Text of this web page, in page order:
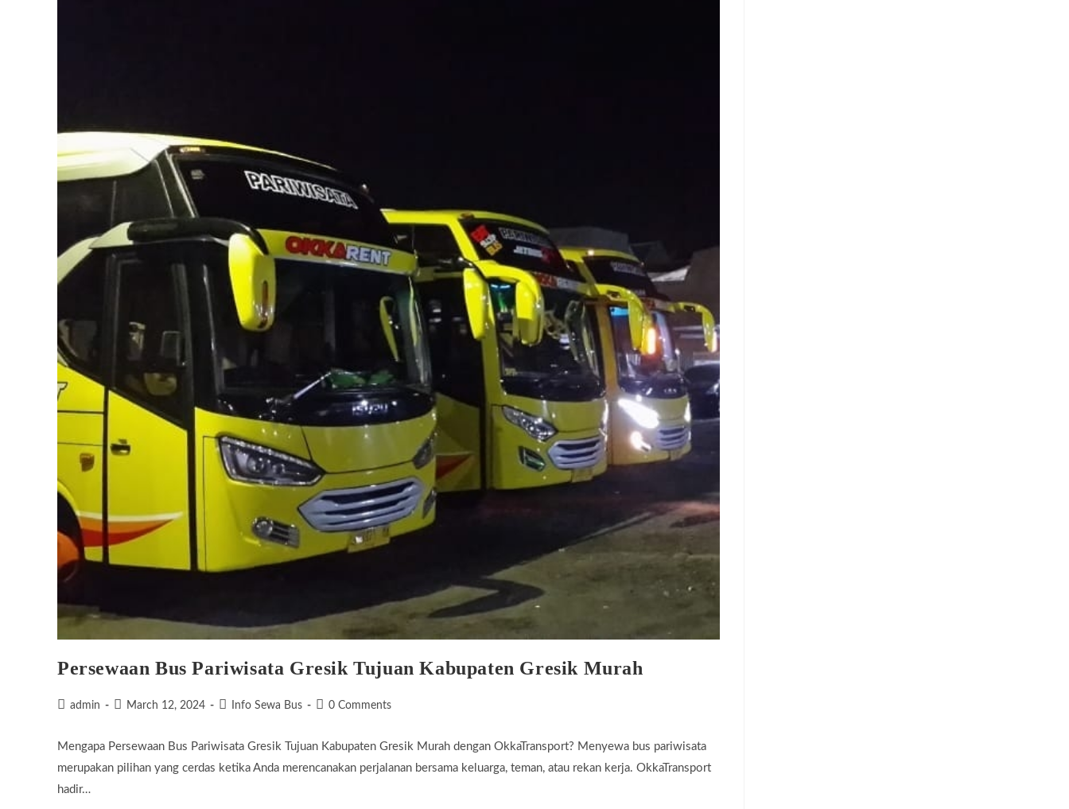
Persewaan Bus Pariwisata Gresik Tujuan Kabupaten Gresik Murah
Postadmin
PostMarch 12, 2024
PostInfo Sewa Bus
Post0 Comments
Mengapa Persewaan Bus Pariwisata Gresik Tujuan Kabupaten Gresik Murah dengan OkkaTransport? Menyewa bus pariwisata
merupakan pilihan yang cerdas ketika Anda merencanakan perjalanan bersama keluarga, teman, atau rekan kerja. OkkaTransport
hadir…